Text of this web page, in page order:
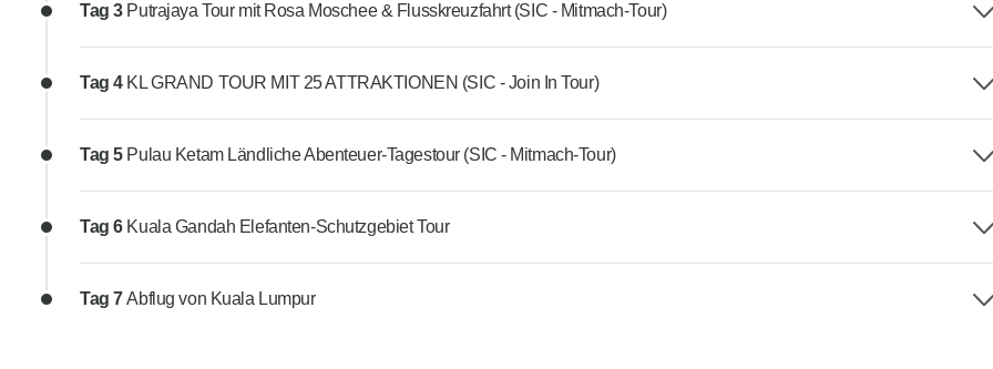
Tag 3 Putrajaya Tour mit Rosa Moschee & Flusskreuzfahrt (SIC - Mitmach-Tour)
Tag 4 KL GRAND TOUR MIT 25 ATTRAKTIONEN (SIC - Join In Tour)
Tag 5 Pulau Ketam Ländliche Abenteuer-Tagestour (SIC - Mitmach-Tour)
Tag 6 Kuala Gandah Elefanten-Schutzgebiet Tour
Tag 7Abflug von Kuala Lumpur